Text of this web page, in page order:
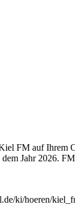
FM auf Ihrem
Jahr 2026.
ki/hoeren/